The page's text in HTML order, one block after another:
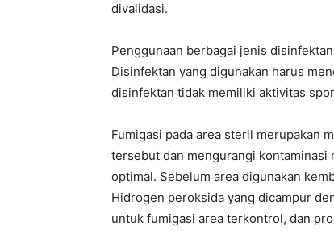
divalidasi.
Penggunaan berbagai jenis
Disinfektan yang digunakan harus
disinfektan tidak memiliki aktivitas
Fumigasi pada area steril merupakan
tersebut dan mengurangi
optimal. Sebelum area digunakan
Hidrogen peroksida yang dicampur
untuk fumigasi area terkontrol, dan